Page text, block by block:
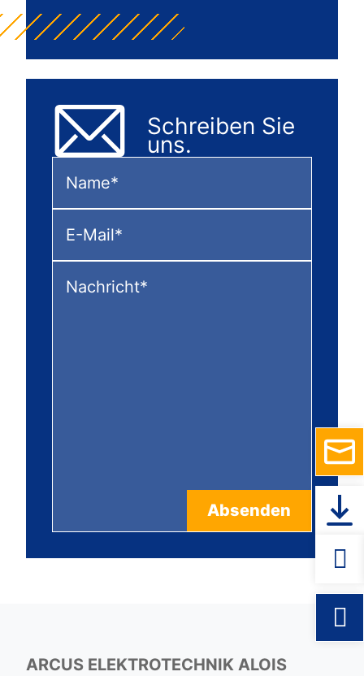
Schreiben Sie
uns.
ARCUS ELEKTROTECHNIK ALOIS